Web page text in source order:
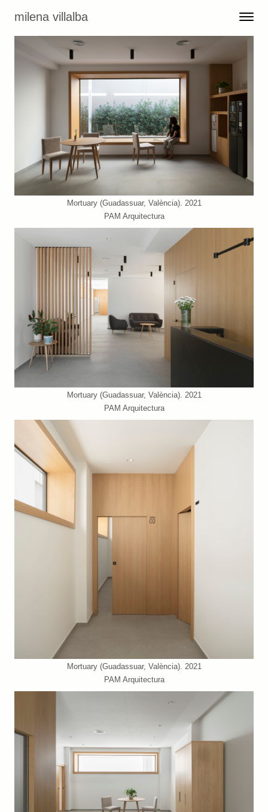
milena villalba Toggle
Menu
Mortuary (Guadassuar, València). 2021
PAM Arquitectura
Mortuary (Guadassuar, València). 2021
PAM Arquitectura
Mortuary (Guadassuar, València). 2021
PAM Arquitectura